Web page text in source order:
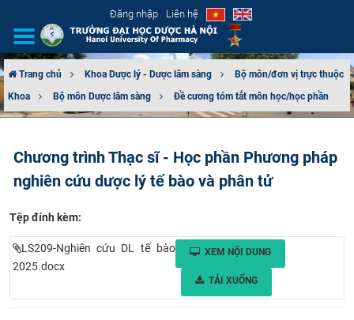
Đăng nhập Liên hệ
GIỚI THIỆU
TUYỂN SINH
ĐÀO TẠO
ĐẢM BẢO CHẤT LƯỢNG
KHOA HỌC CÔNG NGHỆ
Trang chủ Khoa Dược lý - Dược lâm sàng
Bộ môn/đơn vị trực thuộc
Khoa
Bộ môn Dược lâm sàng Đề cương tóm tắt môn học/học phần
Chương trình Thạc sĩ - Học phần Phương pháp
nghiên cứu dược lý tế bào và phân tử
Tệp đính kèm:
LS209-Nghiên cứu DL tế bào
2025.docx
XEM NỘI DUNG
TẢI XUỐNG